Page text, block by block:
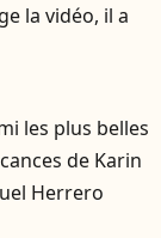
la vidéo, il a
les plus belles
de Karin
Herrero